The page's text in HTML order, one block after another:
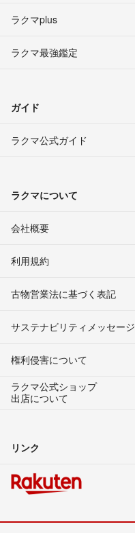
ラクマplus
ラクマ最強鑑定
ガイド
ラクマ公式ガイド
ラクマについて
会社概要
利用規約
古物営業法に基づく表記
サステナビリティメッセージ
権利侵害について
ラクマ公式ショップ
出店について
リンク